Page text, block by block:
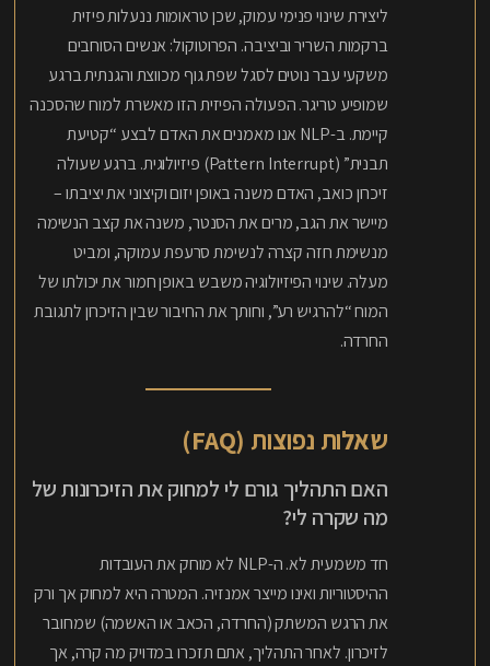
ליצירת שינוי פנימי עמוק, שכן טראומות ננעלות פיזית
ברקמות השריר וביציבה. הפרוטוקול: אנשים הסוחבים
משקעי עבר נוטים לסגל שפת גוף מכווצת והגנתית ברגע
שמופיע טריגר. הפעולה הפיזית הזו מאשרת למוח שהסכנה
קיימת. ב-NLP אנו מאמנים את האדם לבצע “קטיעת
תבנית” (Pattern Interrupt) פיזיולוגית. ברגע שעולה
זיכרון כואב, האדם משנה באופן יזום וקיצוני את יציבתו –
מיישר את הגב, מרים את הסנטר, משנה את קצב הנשימה
מנשימת חזה קצרה לנשימת סרעפת עמוקה, ומביט
מעלה. שינוי הפיזיולוגיה משבש באופן חמור את יכולתו של
המוח “להרגיש רע”, וחותך את החיבור שבין הזיכרון לתגובת
החרדה.
שאלות נפוצות (FAQ)
האם התהליך גורם לי למחוק את הזיכרונות של
מה שקרה לי?
חד משמעית לא. ה-NLP לא מוחק את העובדות
ההיסטוריות ואינו מייצר אמנזיה. המטרה היא למחוק אך ורק
את הרגש המשתק (החרדה, הכאב או האשמה) שמחובר
לזיכרון. לאחר התהליך, אתם תזכרו במדויק מה קרה, אך